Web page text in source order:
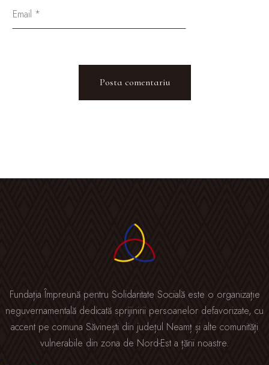
Fundația Împreună pentru Solidaritate Socială este o organizație
neguvernamentală dedicată sprijinirii persoanelor defavorizate, cu
accent pe comuna Săvinești din județul Neamț și alte comunități
vulnerabile din zona de Nord-Est a țării noastre.